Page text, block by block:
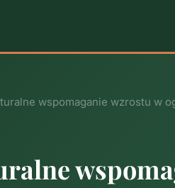
wspomaganie wzrostu w